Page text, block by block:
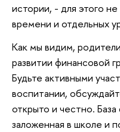
истории, - для этого
времени и отдельных
Как мы видим,
развитии финансовой
Будьте активными
воспитании,
открыто и честно.
заложенная в школе и